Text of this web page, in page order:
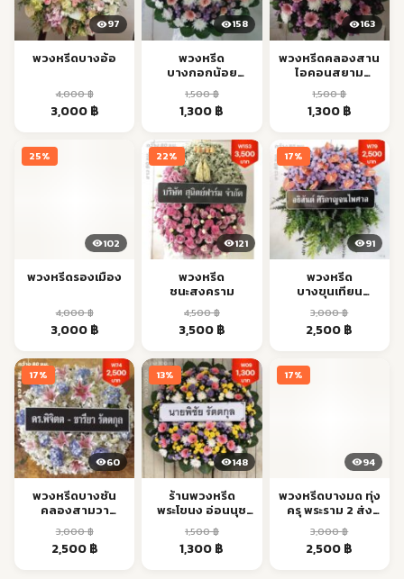
97
พวงหรีดบางอ้อ
4,000฿
Original
4,000 ฿.
3,000฿Current
158
พวงหรีด
บางกอกน้อย
ศิริราช
จรัญสนิทวงศ์ ส่ง
ด่วน
1,500฿
Original
was:
1,500 ฿.
1,300฿
is:
1,300 ฿.
163
พวงหรีดคลองสาน
ไอคอนสยาม
เจริญนคร ส่งด่วน
1,500฿
Original
was:
1,500 ฿.
1,300฿Current
is:
1,300 ฿.
25%
102
พวงหรีดรองเมือง
4,000฿
Original
was:
4,000 ฿.
3,000฿Current
is:
3,000 ฿.
22%
121
พวงหรีด
ชนะสงคราม
4,500฿
Original
was:
4,500 ฿.
3,500฿Current
is:
3,500 ฿.
17%
91
พวงหรีด
บางขุนเทียน
ชายทะเล กทม. ส่ง
ด่วน 24 ชม.
3,000฿
Original
2,500฿
17%
60
พวงหรีดบางชัน
คลองสามวา
รามอินทรา ส่งด่วน
3,000฿
Original
2,500฿Current
13%
148
ร้านพวงหรีด
พระโขนง อ่อนนุช
สุขุมวิท ส่งด่วน
1,500฿
Original
1,300฿
17%
94
พวงหรีดบางมด ทุ่ง
ครุ พระราม 2 ส่ง
ตรงเวลา
3,000฿
Original
2,500฿